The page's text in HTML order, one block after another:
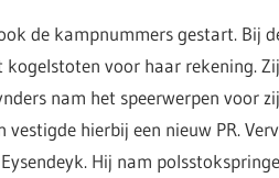
de kampnummers gestart. Bij
kogelstoten voor haar rekening.
nam het speerwerpen voor
hierbij een nieuw PR.
Hij nam